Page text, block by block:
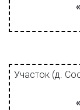
Участок (д.